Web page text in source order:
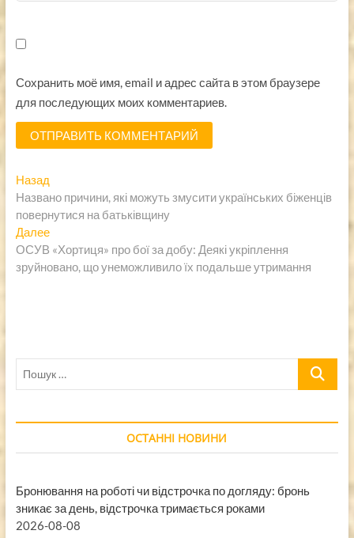
Сохранить моё имя, email и адрес сайта в этом браузере
для последующих моих комментариев.
Навигация
по
записям
НазадПредыдущая
запись:
Названо причини, які можуть змусити українських біженців
повернутися на батьківщину
ДалееСледующая
запись:
ОСУВ «Хортиця» про бої за добу: Деякі укріплення
зруйновано, що унеможливило їх подальше утримання
Пошук
ОСТАННІ НОВИНИ
Бронювання на роботі чи відстрочка по догляду: бронь
зникає за день, відстрочка тримається роками
2026-08-08